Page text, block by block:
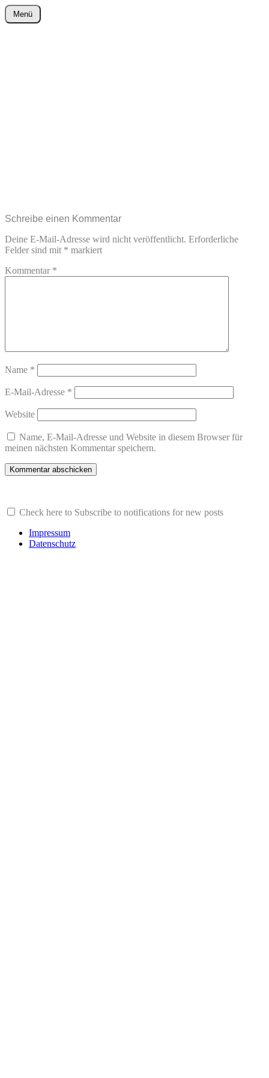
wurster-cartoon-blog.de
Menü
Zum
Inhalt
Schreibe einen Kommentar
Deine E-Mail-Adresse wird nicht veröffentlicht. Erforderliche
Felder sind mit * markiert
Kommentar *
Name *
E-Mail-Adresse *
Website
Name, E-Mail-Adresse und Website in diesem Browser für
meinen nächsten Kommentar speichern.
Check here to Subscribe to notifications for new posts
Impressum
Datenschutz